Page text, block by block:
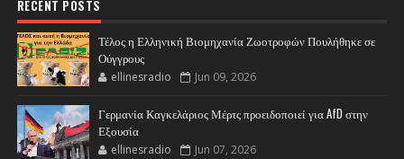
RECENT POSTS
Τέλος η Ελληνική Βιομηχανία Ζωοτροφών Πουλήθηκε σε
Ούγγρους
ellinesradio Jun 09, 2026
Γερμανία Καγκελάριος Μέρτς προειδοποιεί για AfD στην
Εξουσία
ellinesradio Jun 07, 2026